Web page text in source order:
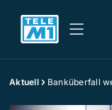
Aktuell Banküberfall